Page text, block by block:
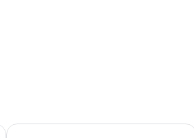
Air condition, balcony with nice
Impresionante techo de la catedral